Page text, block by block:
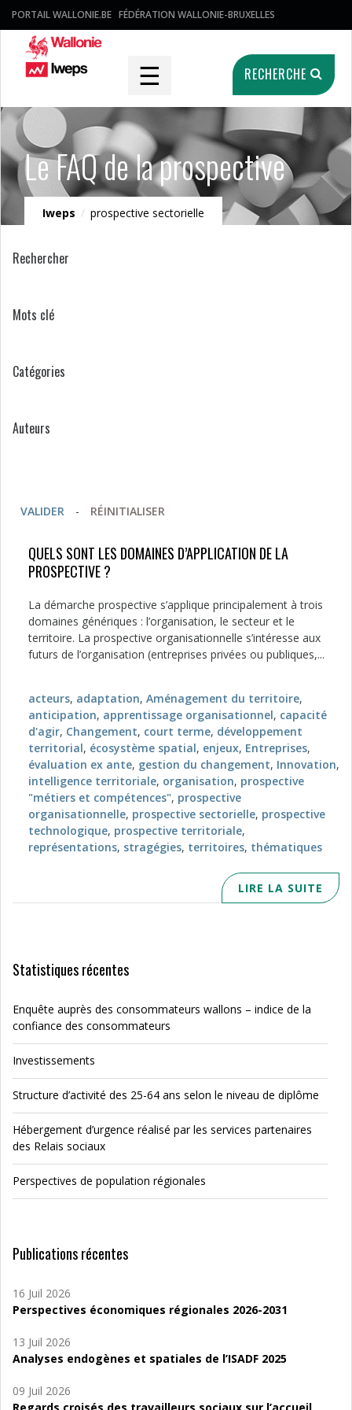
PORTAIL WALLONIE.BE FÉDÉRATION WALLONIE-BRUXELLES
☰ RECHERCHE
Le FAQ de la prospective
Iweps / prospective sectorielle
Rechercher
Mots clé
Catégories
Auteurs
VALIDER - RÉINITIALISER
QUELS SONT LES DOMAINES D’APPLICATION DE LA
PROSPECTIVE ?
La démarche prospective s’applique principalement à trois
domaines génériques : l’organisation, le secteur et le
territoire. La prospective organisationnelle s’intéresse aux
futurs de l’organisation (entreprises privées ou publiques,...
acteurs, adaptation, Aménagement du territoire,
anticipation, apprentissage organisationnel, capacité
d'agir, Changement, court terme, développement
territorial, écosystème spatial, enjeux, Entreprises,
évaluation ex ante, gestion du changement, Innovation,
intelligence territoriale, organisation, prospective
"métiers et compétences", prospective
organisationnelle, prospective sectorielle, prospective
technologique, prospective territoriale,
représentations, stragégies, territoires, thématiques
LIRE LA SUITE
Statistiques récentes
Enquête auprès des consommateurs wallons – indice de la
confiance des consommateurs
Investissements
Structure d’activité des 25-64 ans selon le niveau de diplôme
Hébergement d’urgence réalisé par les services partenaires
des Relais sociaux
Perspectives de population régionales
Publications récentes
16 Juil 2026
Perspectives économiques régionales 2026-2031
13 Juil 2026
Analyses endogènes et spatiales de l’ISADF 2025
09 Juil 2026